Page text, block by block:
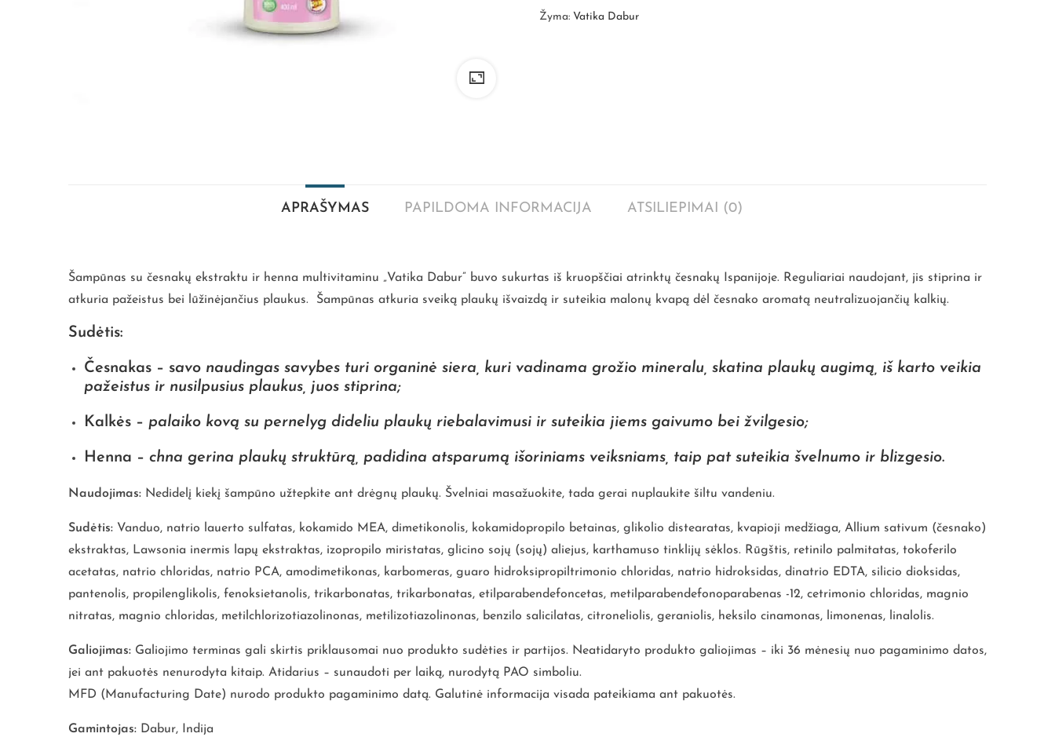
Žyma: Vatika Dabur
APRAŠYMAS PAPILDOMA INFORMACIJA ATSILIEPIMAI (0)
Šampūnas su česnakų ekstraktu ir henna multivitaminu „Vatika Dabur” buvo sukurtas iš kruopščiai atrinktų česnakų Ispanijoje. Reguliariai naudojant, jis stiprina ir
atkuria pažeistus bei lūžinėjančius plaukus. Šampūnas atkuria sveiką plaukų išvaizdą ir suteikia malonų kvapą dėl česnako aromatą neutralizuojančių kalkių.
Sudėtis:
Česnakas – savo naudingas savybes turi organinė siera, kuri vadinama grožio mineralu, skatina plaukų augimą, iš karto veikia
pažeistus ir nusilpusius plaukus, juos stiprina;
Kalkės – palaiko kovą su pernelyg dideliu plaukų riebalavimusi ir suteikia jiems gaivumo bei žvilgesio;
Henna – chna gerina plaukų struktūrą, padidina atsparumą išoriniams veiksniams, taip pat suteikia švelnumo ir blizgesio.
Naudojimas: Nedidelį kiekį šampūno užtepkite ant drėgnų plaukų. Švelniai masažuokite, tada gerai nuplaukite šiltu vandeniu.
Sudėtis: Vanduo, natrio lauerto sulfatas, kokamido MEA, dimetikonolis, kokamidopropilo betainas, glikolio distearatas, kvapioji medžiaga, Allium sativum (česnako)
ekstraktas, Lawsonia inermis lapų ekstraktas, izopropilo miristatas, glicino sojų (sojų) aliejus, karthamuso tinklijų sėklos. Rūgštis, retinilo palmitatas, tokoferilo
acetatas, natrio chloridas, natrio PCA, amodimetikonas, karbomeras, guaro hidroksipropiltrimonio chloridas, natrio hidroksidas, dinatrio EDTA, silicio dioksidas,
pantenolis, propilenglikolis, fenoksietanolis, trikarbonatas, trikarbonatas, etilparabendefoncetas, metilparabendefonoparabenas -12, cetrimonio chloridas, magnio
nitratas, magnio chloridas, metilchlorizotiazolinonas, metilizotiazolinonas, benzilo salicilatas, citroneliolis, geraniolis, heksilo cinamonas, limonenas, linalolis.
Galiojimas: Galiojimo terminas gali skirtis priklausomai nuo produkto sudėties ir partijos. Neatidaryto produkto galiojimas – iki 36 mėnesių nuo pagaminimo datos,
jei ant pakuotės nenurodyta kitaip. Atidarius – sunaudoti per laiką, nurodytą PAO simboliu.
MFD (Manufacturing Date) nurodo produkto pagaminimo datą. Galutinė informacija visada pateikiama ant pakuotės.
Gamintojas: Dabur, Indija